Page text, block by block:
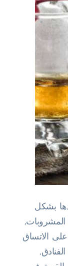
بشكل
المشروبات,
على الاتساق